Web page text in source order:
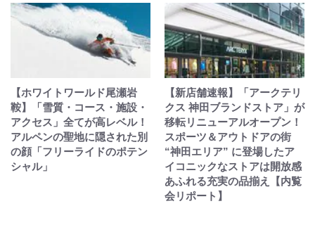
【ホワイトワールド尾瀬岩
鞍】「雪質・コース・施設・
アクセス」全てが高レベル！
アルペンの聖地に隠された別
の顔「フリーライドのポテン
シャル」
【新店舗速報】「アークテリ
クス 神田ブランドストア」が
移転リニューアルオープン！
スポーツ＆アウトドアの街
“神田エリア” に登場したア
イコニックなストアは開放感
あふれる充実の品揃え【内覧
会リポート】